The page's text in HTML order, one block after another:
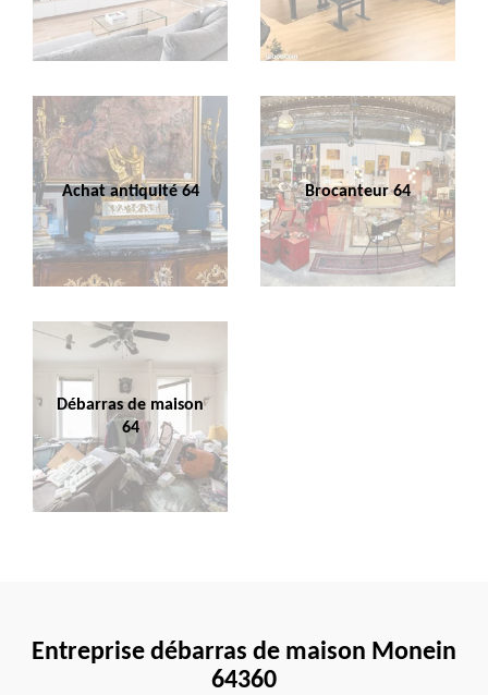
Achat antiquité 64 Brocanteur 64
Débarras de maison
64
Entreprise débarras de maison Monein
64360